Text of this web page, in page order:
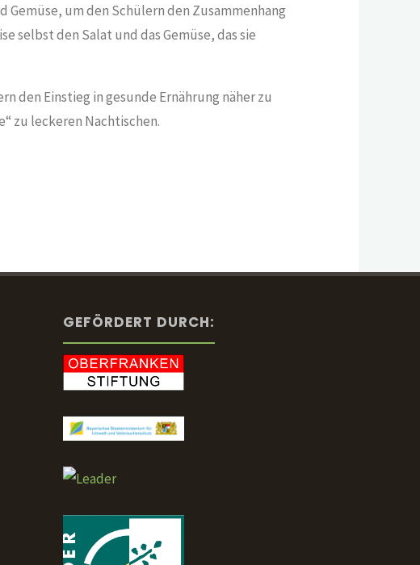
um den Schülern den Zusammenhang
selbst den Salat und das Gemüse, das sie
den Einstieg in gesunde Ernährung näher zu
zu leckeren Nachtischen.
GEFÖRDERT DURCH: